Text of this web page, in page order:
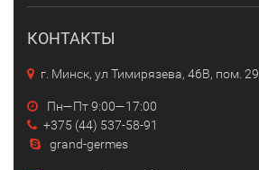
КОНТАКТЫ
г. Минск, ул Тимирязева, 46В, пом. 29
Пн—Пт 9:00—17:00
+375 (44) 537-58-91
grand-germes